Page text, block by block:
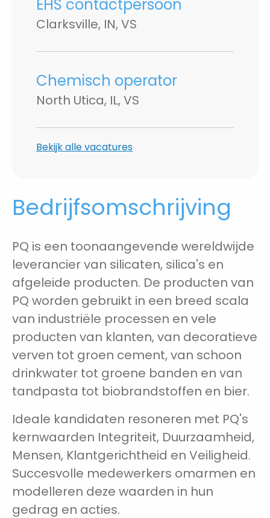
EHS contactpersoon
Clarksville, IN, VS
Chemisch operator
North Utica, IL, VS
Bekijk alle vacatures
Bedrijfsomschrijving
PQ is een toonaangevende wereldwijde
leverancier van silicaten, silica's en
afgeleide producten. De producten van
PQ worden gebruikt in een breed scala
van industriële processen en vele
producten van klanten, van decoratieve
verven tot groen cement, van schoon
drinkwater tot groene banden en van
tandpasta tot biobrandstoffen en bier.
Ideale kandidaten resoneren met PQ's
kernwaarden Integriteit, Duurzaamheid,
Mensen, Klantgerichtheid en Veiligheid.
Succesvolle medewerkers omarmen en
modelleren deze waarden in hun
gedrag en acties.